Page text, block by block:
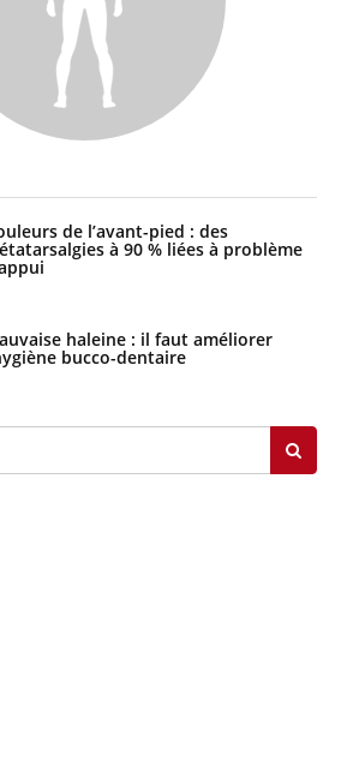
de l’avant-pied : des
à 90 % liées à problème
haleine : il faut améliorer
bucco-dentaire